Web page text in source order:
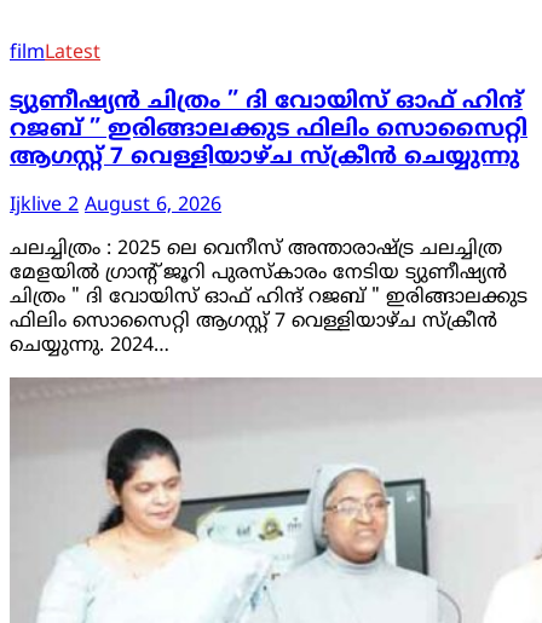
filmLatest
ട്യുണീഷ്യൻ ചിത്രം ” ദി വോയിസ് ഓഫ് ഹിന്ദ്
റജബ് ” ഇരിങ്ങാലക്കുട ഫിലിം സൊസൈറ്റി
ആഗസ്റ്റ് 7 വെള്ളിയാഴ്ച സ്‌ക്രീൻ ചെയ്യുന്നു
Ijklive 2 August 6, 2026
ചലച്ചിത്രം : 2025 ലെ വെനീസ് അന്താരാഷ്ട്ര ചലച്ചിത്ര
മേളയിൽ ഗ്രാൻ്റ് ജൂറി പുരസ്കാരം നേടിയ ട്യുണീഷ്യൻ
ചിത്രം " ദി വോയിസ് ഓഫ് ഹിന്ദ് റജബ് " ഇരിങ്ങാലക്കുട
ഫിലിം സൊസൈറ്റി ആഗസ്റ്റ് 7 വെള്ളിയാഴ്ച സ്‌ക്രീൻ
ചെയ്യുന്നു. 2024…